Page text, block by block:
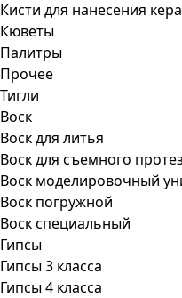
Кисти для нанесения
Кюветы
Палитры
Прочее
Тигли
Воск
Воск для литья
Воск для съемного
Воск моделировочный
Воск погружной
Воск специальный
Гипсы
Гипсы 3 класса
Гипсы 4 класса